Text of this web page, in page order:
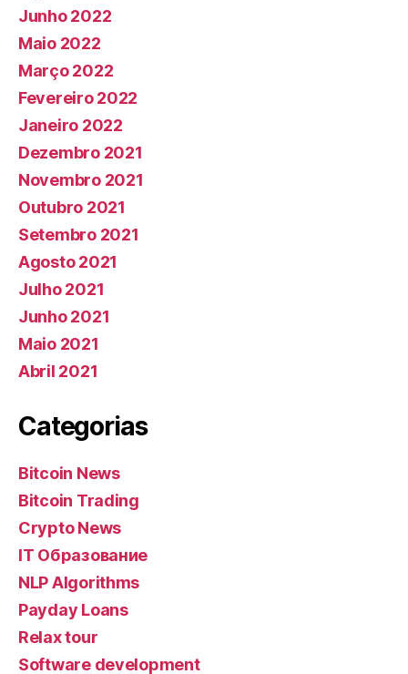
Junho 2022
Maio 2022
Março 2022
Fevereiro 2022
Janeiro 2022
Dezembro 2021
Novembro 2021
Outubro 2021
Setembro 2021
Agosto 2021
Julho 2021
Junho 2021
Maio 2021
Abril 2021
Categorias
Bitcoin News
Bitcoin Trading
Crypto News
IT Образование
NLP Algorithms
Payday Loans
Relax tour
Software development